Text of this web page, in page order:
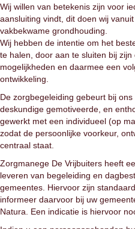
Wij willen van betekenis zijn voor
aansluiting vindt, dit doen wij
vakbekwame grondhouding.
Wij hebben de intentie om het
te halen, door aan te sluiten bij
mogelijkheden en daarmee een
ontwikkeling.
De zorgbegeleiding gebeurt bij
deskundige gemotiveerde, en
gewerkt met een individueel (op
zodat de persoonlijke voorkeur,
centraal staat.
Zorgmanege De Vrijbuiters heeft
leveren van begeleiding en
gemeentes. Hiervoor zijn
informeer daarvoor bij uw
Natura. Een indicatie is hiervoor